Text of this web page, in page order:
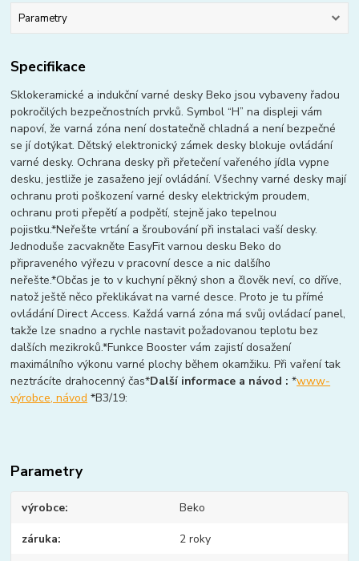
Parametry
Specifikace
Sklokeramické a indukční varné desky Beko jsou vybaveny řadou
pokročilých bezpečnostních prvků. Symbol “H” na displeji vám
napoví, že varná zóna není dostatečně chladná a není bezpečné
se jí dotýkat. Dětský elektronický zámek desky blokuje ovládání
varné desky. Ochrana desky při přetečení vařeného jídla vypne
desku, jestliže je zasaženo její ovládání. Všechny varné desky mají
ochranu proti poškození varné desky elektrickým proudem,
ochranu proti přepětí a podpětí, stejně jako tepelnou
pojistku.*Neřešte vrtání a šroubování při instalaci vaší desky.
Jednoduše zacvakněte EasyFit varnou desku Beko do
připraveného výřezu v pracovní desce a nic dalšího
neřešte.*Občas je to v kuchyní pěkný shon a člověk neví, co dříve,
natož ještě něco překlikávat na varné desce. Proto je tu přímé
ovládání Direct Access. Každá varná zóna má svůj ovládací panel,
takže lze snadno a rychle nastavit požadovanou teplotu bez
dalších mezikroků.*Funkce Booster vám zajistí dosažení
maximálního výkonu varné plochy během okamžiku. Při vaření tak
neztrácíte drahocenný čas*Další informace a návod : *www-
výrobce, návod *B3/19:
Parametry
výrobce Beko
záruka 2 roky